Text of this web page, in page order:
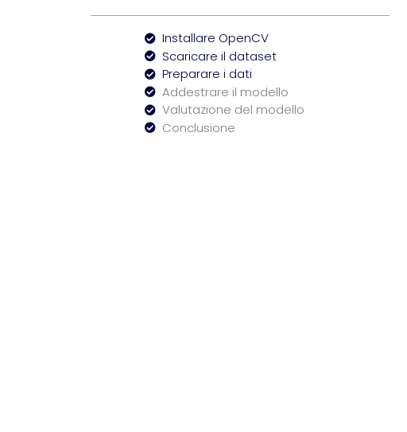
Installare OpenCV
Scaricare il dataset
Preparare i dati
Addestrare il modello
Valutazione del modello
Conclusione